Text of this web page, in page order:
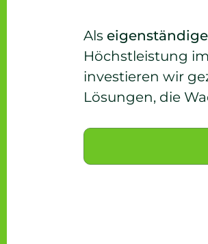
Als
Höchstleistung
investieren wir
Lösungen, die